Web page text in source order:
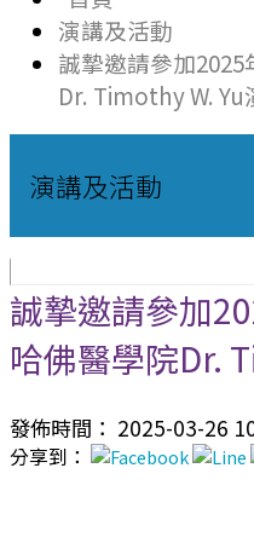
演講及活動
誠摯邀請參加
Dr. Timothy W. Yu
演講及活動
誠摯邀請參加
哈佛醫學院Dr.
發佈時間： 2025-03-26
分享到：